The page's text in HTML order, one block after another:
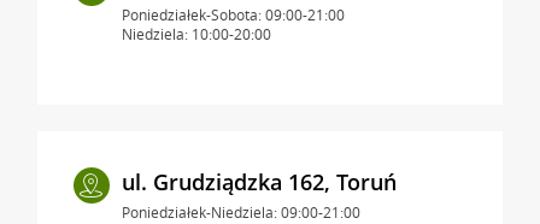
Poniedziałek-Sobota: 09:00-21:00
Niedziela: 10:00-20:00
ul. Grudziądzka 162, Toruń
Poniedziałek-Niedziela: 09:00-21:00